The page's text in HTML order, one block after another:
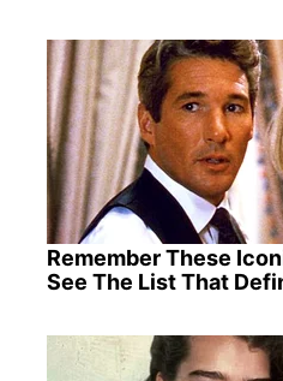
Remember These
See The List That